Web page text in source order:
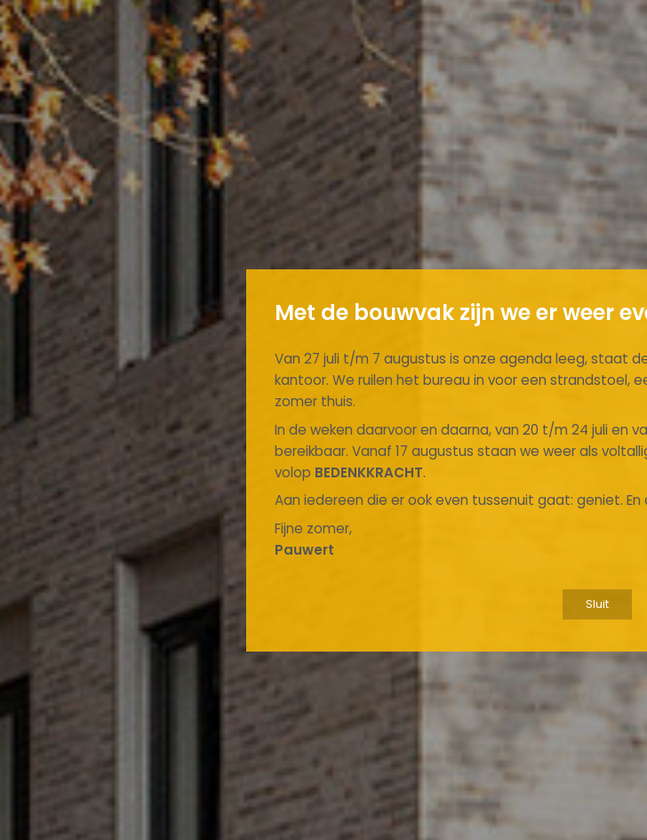
Met de bouwvak zijn we er weer
Van 27 juli t/m 7 augustus is onze agenda leeg, staat
kantoor. We ruilen het bureau in voor een strandstoel,
zomer thuis.
In de weken daarvoor en daarna, van 20 t/m 24 juli en
bereikbaar. Vanaf 17 augustus staan we weer als
volop BEDENKKRACHT.
Aan iedereen die er ook even tussenuit gaat: geniet.
Fijne zomer,
Pauwert
Sluit